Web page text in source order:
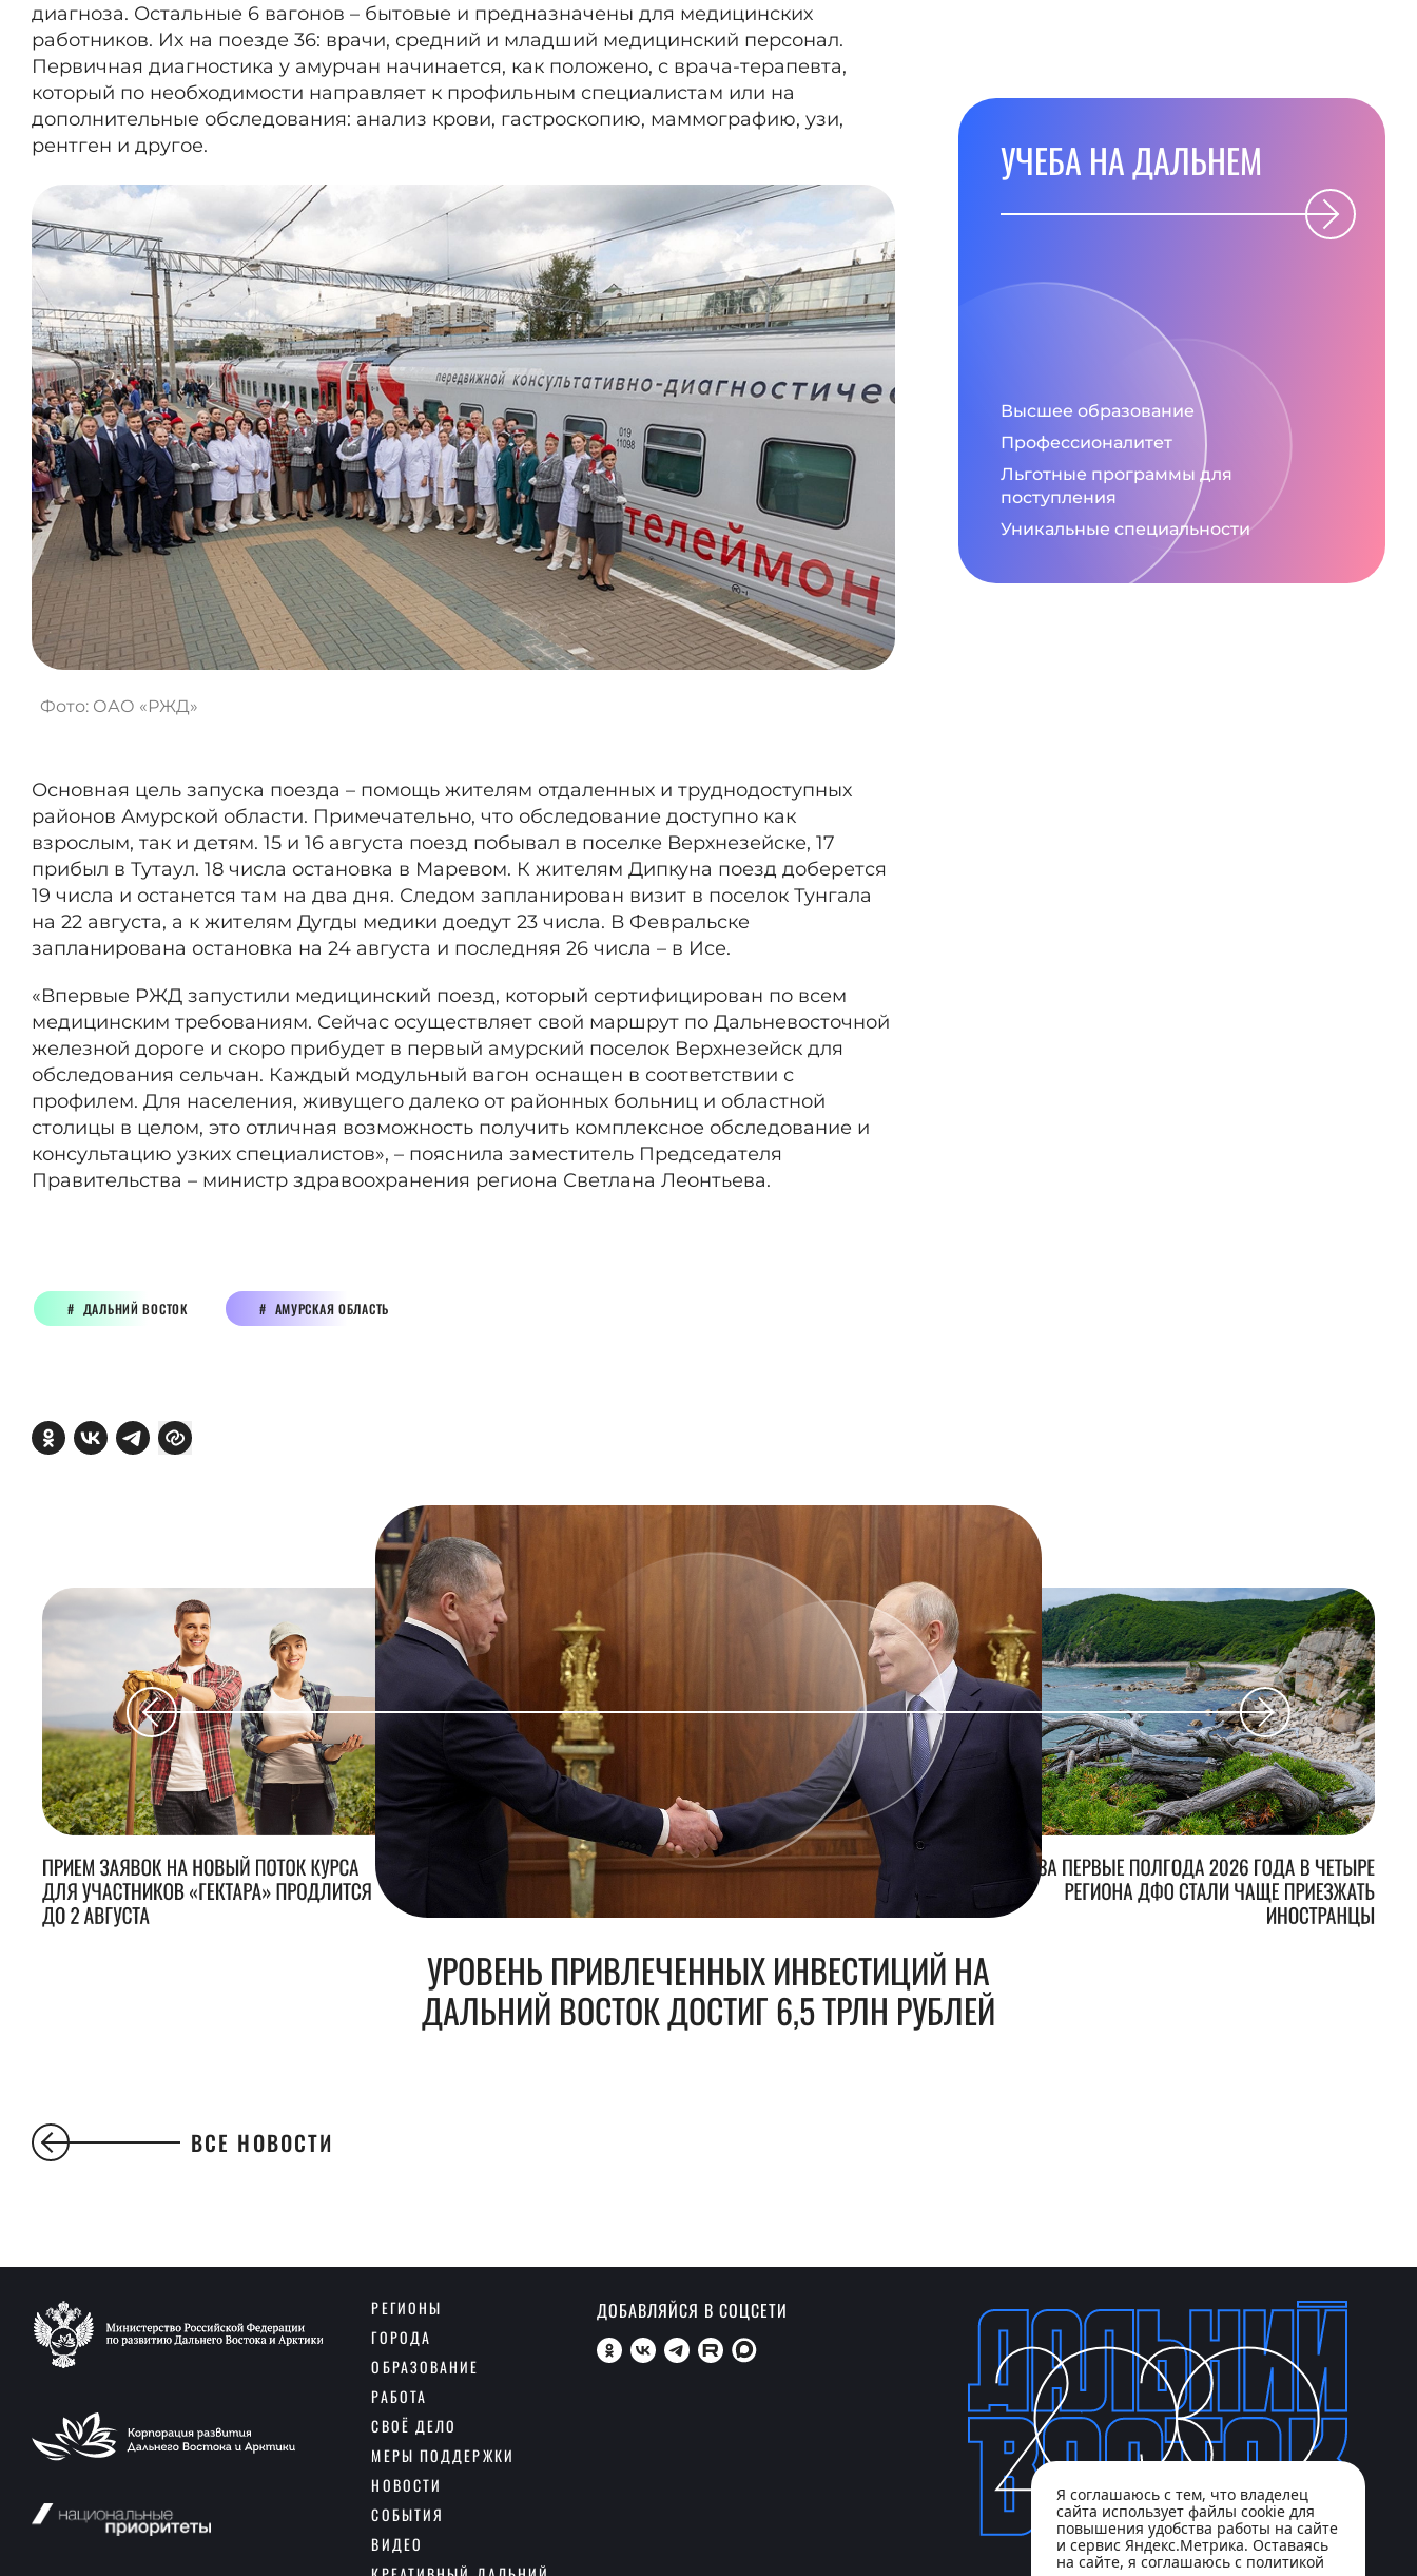
диагноза. Остальные 6 вагонов – бытовые и предназначены для медицинских
работников. Их на поезде 36: врачи, средний и младший медицинский персонал.
Первичная диагностика у амурчан начинается, как положено, с врача-терапевта,
который по необходимости направляет к профильным специалистам или на
дополнительные обследования: анализ крови, гастроскопию, маммографию, узи,
рентген и другое.
Фото: ОАО «РЖД»
Основная цель запуска поезда – помощь жителям отдаленных и труднодоступных
районов Амурской области. Примечательно, что обследование доступно как
взрослым, так и детям. 15 и 16 августа поезд побывал в поселке Верхнезейске, 17
прибыл в Тутаул. 18 числа остановка в Маревом. К жителям Дипкуна поезд доберется
19 числа и останется там на два дня. Следом запланирован визит в поселок Тунгала
на 22 августа, а к жителям Дугды медики доедут 23 числа. В Февральске
запланирована остановка на 24 августа и последняя 26 числа – в Исе.
«Впервые РЖД запустили медицинский поезд, который сертифицирован по всем
медицинским требованиям. Сейчас осуществляет свой маршрут по Дальневосточной
железной дороге и скоро прибудет в первый амурский поселок Верхнезейск для
обследования сельчан. Каждый модульный вагон оснащен в соответствии с
профилем. Для населения, живущего далеко от районных больниц и областной
столицы в целом, это отличная возможность получить комплексное обследование и
консультацию узких специалистов», – пояснила заместитель Председателя
Правительства – министр здравоохранения региона Светлана Леонтьева.
УЧЕБА НА ДАЛЬНЕМ
Высшее образование
Профессионалитет
Льготные программы для
поступления
Уникальные специальности
ДАЛЬНИЙ ВОСТОК АМУРСКАЯ ОБЛАСТЬ
ПРИЕМ ЗАЯВОК НА НОВЫЙ ПОТОК КУРСА
ДЛЯ УЧАСТНИКОВ «ГЕКТАРА» ПРОДЛИТСЯ
ДО 2 АВГУСТА
УРОВЕНЬ ПРИВЛЕЧЕННЫХ ИНВЕСТИЦИЙ НА
ДАЛЬНИЙ ВОСТОК ДОСТИГ 6,5 ТРЛН РУБЛЕЙ
ЗА ПЕРВЫЕ ПОЛГОДА 2026 ГОДА В ЧЕТЫРЕ
РЕГИОНА ДФО СТАЛИ ЧАЩЕ ПРИЕЗЖАТЬ
ИНОСТРАНЦЫ
ВСЕ НОВОСТИ
Я соглашаюсь с тем, что владелец
сайта использует файлы cookie для
повышения удобства работы на сайте
и сервис Яндекс.Метрика. Оставаясь
на сайте, я соглашаюсь с политикой
РЕГИОНЫ
ГОРОДА
ОБРАЗОВАНИЕ
РАБОТА
СВОЁ ДЕЛО
МЕРЫ ПОДДЕРЖКИ
НОВОСТИ
СОБЫТИЯ
ВИДЕО
ДОБАВЛЯЙСЯ В СОЦСЕТИ